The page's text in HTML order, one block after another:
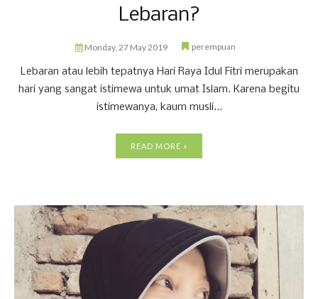
Lebaran?
Monday, 27 May 2019 perempuan
Lebaran atau lebih tepatnya Hari Raya Idul Fitri merupakan
hari yang sangat istimewa untuk umat Islam. Karena begitu
istimewanya, kaum musli...
READ MORE »